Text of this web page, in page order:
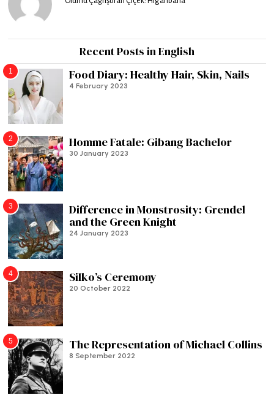
Recent Posts in English
1 Food Diary: Healthy Hair, Skin, Nails
4 February 2023
2 Homme Fatale: Gibang Bachelor
30 January 2023
3
Difference in Monstrosity: Grendel
and the Green Knight
24 January 2023
4 Silko’s Ceremony
20 October 2022
5 The Representation of Michael Collins
8 September 2022